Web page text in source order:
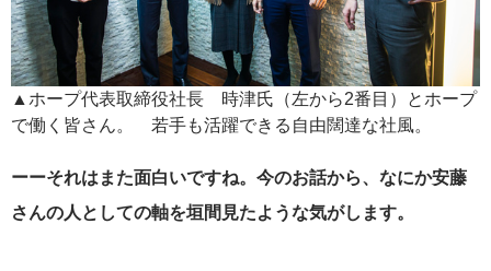
▲ホープ代表取締役社長 時津氏（左から2番目）とホープ
で働く皆さん。 若手も活躍できる自由闊達な社風。
ーーそれはまた面白いですね。今のお話から、なにか安藤
さんの人としての軸を垣間見たような気がします。